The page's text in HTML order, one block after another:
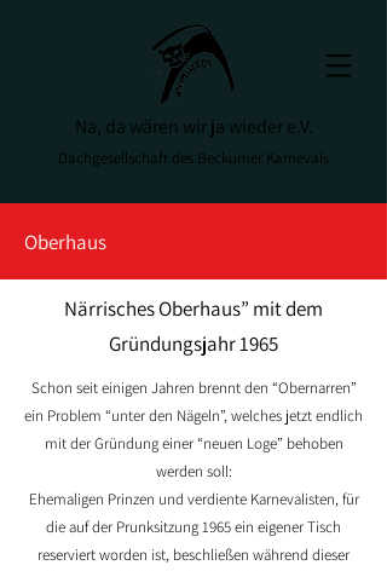
Na, da wären wir ja wieder e.V.
Dachgesellschaft des Beckumer Karnevals
Oberhaus
Närrisches Oberhaus” mit dem
Gründungsjahr 1965
Schon seit einigen Jahren brennt den “Obernarren”
ein Problem “unter den Nägeln”, welches jetzt endlich
mit der Gründung einer “neuen Loge” behoben
werden soll:
Ehemaligen Prinzen und verdiente Karnevalisten, für
die auf der Prunksitzung 1965 ein eigener Tisch
reserviert worden ist, beschließen während dieser